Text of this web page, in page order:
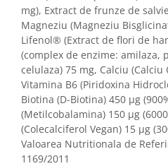
mg), Extract de frunze de
Magneziu (Magneziu
Lifenol® (Extract de flori de
(complex de enzime: amilaza,
celulaza) 75 mg, Calciu (Calciu
Vitamina B6 (Piridoxina
Biotina (D-Biotina) 450 μg
(Metilcobalamina) 150 μg
(Colecalciferol Vegan) 15 μg
Valoarea Nutritionala de
1169/2011